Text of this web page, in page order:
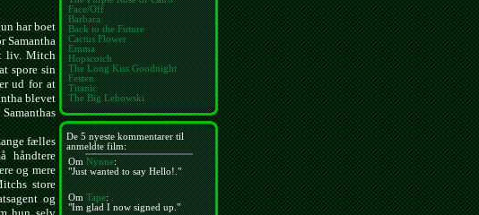
har boet
Samantha
liv. Mitch
spore sin
ud for at
blevet
fælles
håndtere
og mere
store
og
Face/Off
Barbara
Back to the Future
Cactus Flower
Emma
Hopscotch
The Long Kiss Goodnight
Festen
Titanic
The Big Lebowski
De 5 nyeste kommentarer til
anmeldte film:
OmNynne:
"Just wanted to say Hello!."
OmTape:
"Im glad I now signed up."